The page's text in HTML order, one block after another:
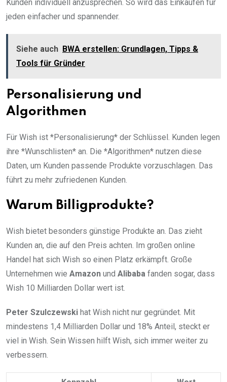
Kunden individuell anzusprechen. So wird das Einkaufen für
jeden einfacher und spannender.
Siehe auch BWA erstellen: Grundlagen, Tipps &
Tools für Gründer
Personalisierung und
Algorithmen
Für Wish ist *Personalisierung* der Schlüssel. Kunden legen
ihre *Wunschlisten* an. Die *Algorithmen* nutzen diese
Daten, um Kunden passende Produkte vorzuschlagen. Das
führt zu mehr zufriedenen Kunden.
Warum Billigprodukte?
Wish bietet besonders günstige Produkte an. Das zieht
Kunden an, die auf den Preis achten. Im großen online
Handel hat sich Wish so einen Platz erkämpft. Große
Unternehmen wie Amazon und Alibaba fanden sogar, dass
Wish 10 Milliarden Dollar wert ist.
Peter Szulczewski hat Wish nicht nur gegründet. Mit
mindestens 1,4 Milliarden Dollar und 18% Anteil, steckt er
viel in Wish. Sein Wissen hilft Wish, sich immer weiter zu
verbessern.